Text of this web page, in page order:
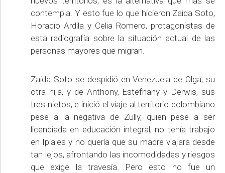
contempla. Y esto fue lo que hicieron Zaida Soto,
Horacio Ardila y Celia Romero, protagonistas de
esta radiografía sobre la situación actual de las
personas mayores que migran.
Zaida Soto se despidió en Venezuela de Olga, su
otra hija, y de Anthony, Estefhany y Derwis, sus
tres nietos, e inició el viaje al territorio colombiano
pese a la negativa de Zully, quien pese a ser
licenciada en educación integral, no tenía trabajo
en Ipiales y no quería que su madre viajara desde
tan lejos, afrontando las incomodidades y riesgos
que exige la travesía. Pero esto no fue un